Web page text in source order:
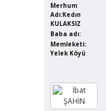
Merhum
Adı:Kedın
KULAKSIZ
Baba adı:
Memleketi:
Yelek Köyü